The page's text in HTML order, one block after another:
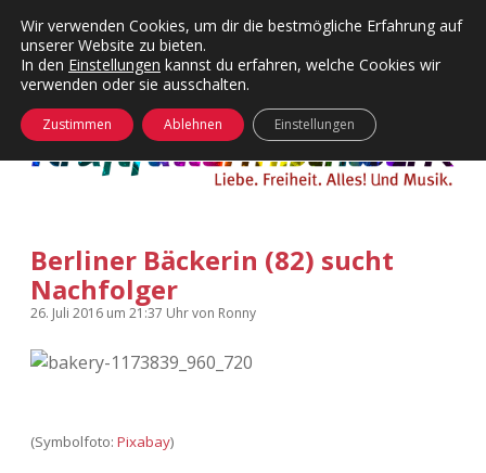
Kategorien
Menü
24 Hours Chilling
Die Wende
KFMW-Disco
kfmw.stuff
Kopfkinomusik
KFMW-Disco
Dates
Contact
Adventskalender
Adventskalender 2010
facebook
instagram
rss
öffnen
Berliner Bäckerin (82) sucht
Nachfolger
26. Juli 2016 um 21:37 Uhrvon Ronny
(Symbolfoto: Pixabay)
Wir verwenden Cookies, um dir die bestmögliche Erfahrung auf
unserer Website zu bieten.
In den Einstellungen kannst du erfahren, welche Cookies wir
verwenden oder sie ausschalten.
Zustimmen Ablehnen Einstellungen